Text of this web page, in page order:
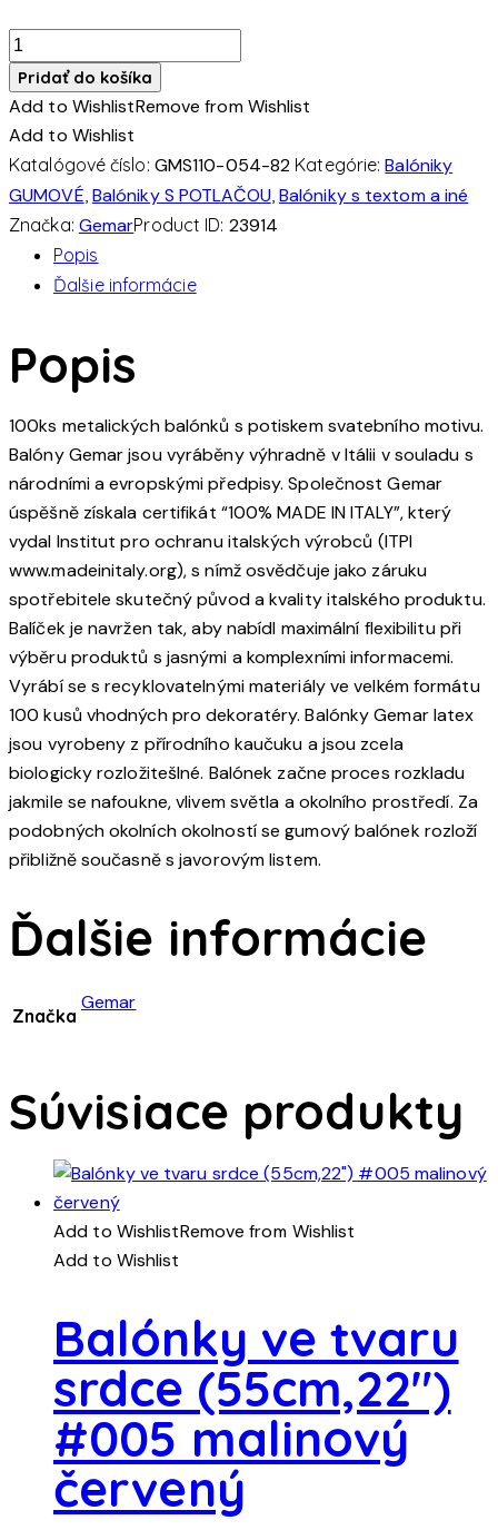
množstvo
Balónek
metalický
(30cm/12")
potisk
"svatba"
(100ks/bal)
Pridať do košíka
Add to WishlistRemove from Wishlist
Add to Wishlist
Katalógové číslo: GMS110-054-82 Kategórie:Balóniky
GUMOVÉ, Balóniky S POTLAČOU, Balóniky s textom a iné
Značka: GemarProduct ID: 23914
Popis
Ďalšie informácie
Popis
100ks metalických balónků s potiskem svatebního motivu.
Balóny Gemar jsou vyráběny výhradně v Itálii v souladu s
národními a evropskými předpisy. Společnost Gemar
úspěšně získala certifikát “100% MADE IN ITALY”, který
vydal Institut pro ochranu italských výrobců (ITPI
www.madeinitaly.org), s nímž osvědčuje jako záruku
spotřebitele skutečný původ a kvality italského produktu.
Balíček je navržen tak, aby nabídl maximální flexibilitu při
výběru produktů s jasnými a komplexními informacemi.
Vyrábí se s recyklovatelnými materiály ve velkém formátu
100 kusů vhodných pro dekoratéry. Balónky Gemar latex
jsou vyrobeny z přírodního kaučuku a jsou zcela
biologicky rozložitešlné. Balónek začne proces rozkladu
jakmile se nafoukne, vlivem světla a okolního prostředí. Za
podobných okolních okolností se gumový balónek rozloží
přibližně současně s javorovým listem.
Ďalšie informácie
Značka
Gemar
Súvisiace produkty
Add to WishlistRemove from Wishlist
Add to Wishlist
Balónky ve tvaru
srdce (55cm,22″)
#005 malinový
červený